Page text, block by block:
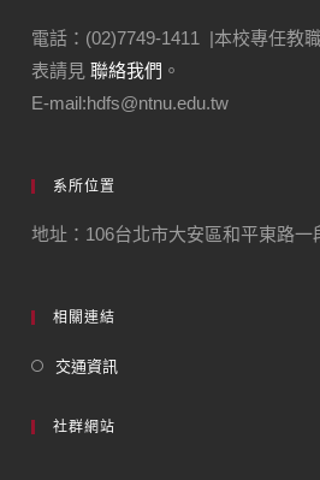
電話：(02)7749-1411 |本校專任教
表請見聯絡我們 。
E-mail:hdfs@ntnu.edu.tw
系所位置
地址：106台北市大安區和平東路一
相關連結
交通資訊
社群網站